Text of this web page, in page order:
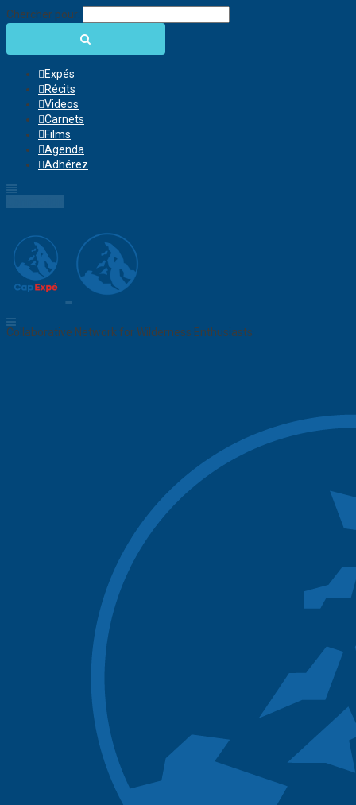
Chercher pour:
Expés
Récits
Videos
Carnets
Films
Agenda
Adhérez
Collaborative Network for Wilderness Enthusiasts